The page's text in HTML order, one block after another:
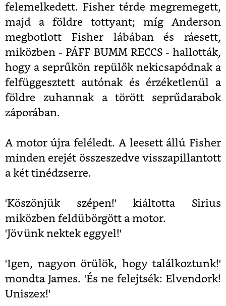
felemelkedett. Fisher térde megremegett,
majd a földre tottyant; míg Anderson
megbotlott Fisher lábában és ráesett,
miközben - PÁFF BUMM RECCS - hallották,
hogy a seprűkön repülők nekicsapódnak a
felfüggesztett autónak és érzéketlenül a
földre zuhannak a törött seprűdarabok
záporában.
A motor újra feléledt. A leesett állú Fisher
minden erejét összeszedve visszapillantott
a két tinédzserre.
'Köszönjük szépen!' kiáltotta Sirius
miközben feldübörgött a motor.
'Jövünk nektek eggyel!'
'Igen, nagyon örülök, hogy találkoztunk!'
mondta James. 'És ne felejtsék: Elvendork!
Uniszex!'